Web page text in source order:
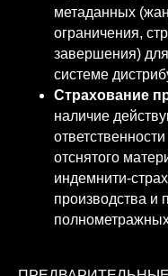
метаданных
ограничения,
завершения) для
системе
Страхование
наличие
отснятого
индемнити-
производства и